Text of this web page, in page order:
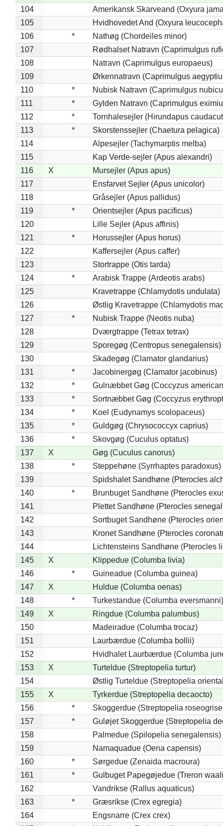
104
Amerikansk Skarveand (Oxyura
105
Hvidhovedet And (Oxyura
106
*
Nathøg (Chordeiles minor)
107
Rødhalset Natravn (Caprimulgus
108
Natravn (Caprimulgus europaeus)
109
Ørkennatravn (Caprimulgus
110
*
Nubisk Natravn (Caprimulgus
111
*
Gylden Natravn (Caprimulgus
112
*
Tornhalesejler (Hirundapus
113
*
Skorstenssejler (Chaetura pelagica)
114
Alpesejler (Tachymarptis melba)
115
Kap Verde-sejler (Apus alexandri)
116
X
Mursejler (Apus apus)
117
Ensfarvet Sejler (Apus unicolor)
118
Gråsejler (Apus pallidus)
119
*
Orientsejler (Apus pacificus)
120
Lille Sejler (Apus affinis)
121
*
Horussejler (Apus horus)
122
Kaffersejler (Apus caffer)
123
Stortrappe (Otis tarda)
124
*
Arabisk Trappe (Ardeotis arabs)
125
Kravetrappe (Chlamydotis undulata)
126
Østlig Kravetrappe (Chlamydotis
127
*
Nubisk Trappe (Neotis nuba)
128
Dværgtrappe (Tetrax tetrax)
129
Sporegøg (Centropus senegalensis)
130
Skadegøg (Clamator glandarius)
131
*
Jacobinergøg (Clamator jacobinus)
132
*
Gulnæbbet Gøg (Coccyzus
133
*
Sortnæbbet Gøg (Coccyzus
134
*
Koel (Eudynamys scolopaceus)
135
*
Guldgøg (Chrysococcyx caprius)
136
*
Skovgøg (Cuculus optatus)
137
X
Gøg (Cuculus canorus)
138
*
Steppehøne (Syrrhaptes paradoxus)
139
Spidshalet Sandhøne (Pterocles
140
*
Brunbuget Sandhøne (Pterocles
141
Plettet Sandhøne (Pterocles
142
Sortbuget Sandhøne (Pterocles
143
Kronet Sandhøne (Pterocles
144
Lichtensteins Sandhøne (Pterocles
145
X
Klippedue (Columba livia)
146
*
Guineadue (Columba guinea)
147
X
Huldue (Columba oenas)
148
*
Turkestandue (Columba eversmanni)
149
X
Ringdue (Columba palumbus)
150
Madeiradue (Columba trocaz)
151
Laurbærdue (Columba bollii)
152
Hvidhalet Laurbærdue (Columba
153
X
Turteldue (Streptopelia turtur)
154
Østlig Turteldue (Streptopelia
155
X
Tyrkerdue (Streptopelia decaocto)
156
*
Skoggerdue (Streptopelia
157
*
Guløjet Skoggerdue (Streptopelia
158
Palmedue (Spilopelia senegalensis)
159
Namaquadue (Oena capensis)
160
*
Sørgedue (Zenaida macroura)
161
*
Gulbuget Papegøjedue (Treron
162
Vandrikse (Rallus aquaticus)
163
*
Græsrikse (Crex egregia)
164
Engsnarre (Crex crex)